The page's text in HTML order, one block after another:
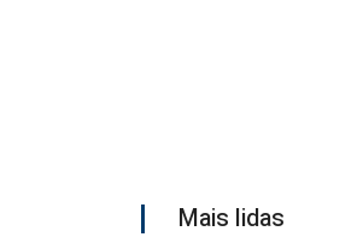
Mais lidas